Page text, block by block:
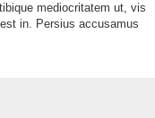
mediocritatem ut, vis
in. Persius accusamus